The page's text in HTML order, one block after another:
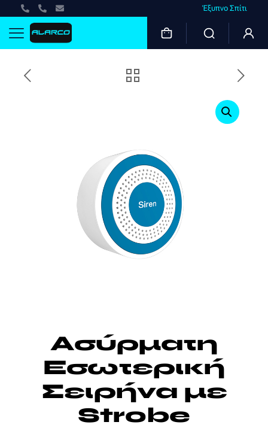
Έξυπνο Σπίτι
Ασύρματη
Εσωτερική
Σειρήνα με
Strobe